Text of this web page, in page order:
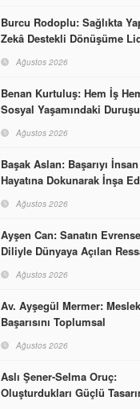
Burcu Rodoplu: Sağlıkta
Zekâ Destekli Dönüşüme
Ağustos 2026
Benan Kurtuluş: Hem İş
Sosyal Yaşamındaki
Ağustos 2026
Başak Aslan: Başarıyı İnsan
Hayatına Dokunarak İnşa
Ağustos 2026
Ayşen Can: Sanatın
Diliyle Dünyaya Açılan
Ağustos 2026
Av. Ayşegül Mermer:
Başarısını Toplumsal
Ağustos 2026
Aslı Şener-Selma Oruç:
Oluşturdukları Güçlü